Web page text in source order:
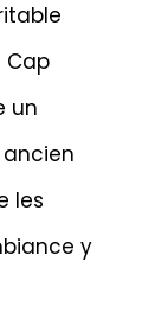
Cap
un
les
y